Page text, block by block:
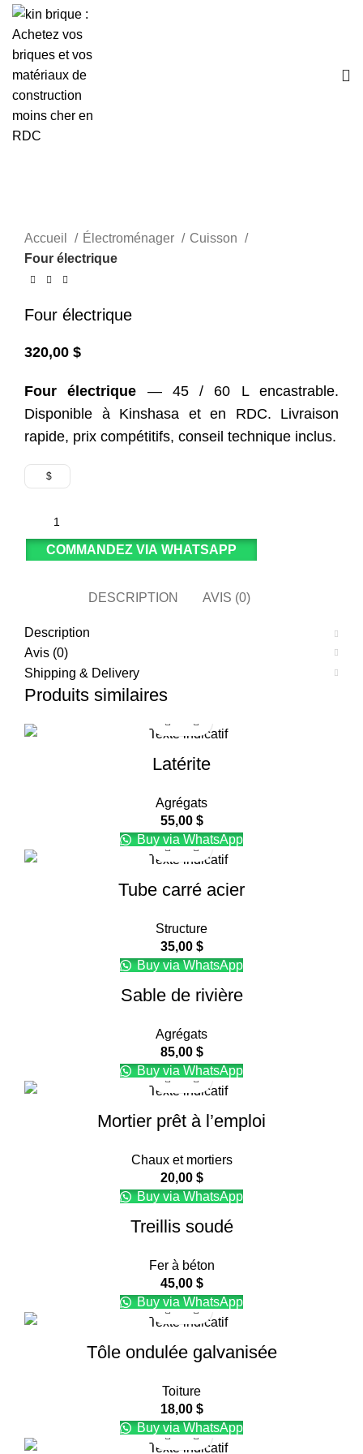
Accueil
Électroménager
Cuisson
Four électrique
Four électrique
320,00 $
Four électrique — 45 / 60 L encastrable.
Disponible à Kinshasa et en RDC. Livraison
rapide, prix compétitifs, conseil technique inclus.
$
COMMANDEZ VIA WHATSAPP
DESCRIPTION AVIS (0)
Description
Avis (0)
Shipping & Delivery
Produits similaires
Latérite
Agrégats
55,00 $
Buy via WhatsApp
Tube carré acier
Structure
35,00 $
Buy via WhatsApp
Sable de rivière
Agrégats
85,00 $
Buy via WhatsApp
Mortier prêt à l’emploi
Chaux et mortiers
20,00 $
Buy via WhatsApp
Treillis soudé
Fer à béton
45,00 $
Buy via WhatsApp
Tôle ondulée galvanisée
Toiture
18,00 $
Buy via WhatsApp